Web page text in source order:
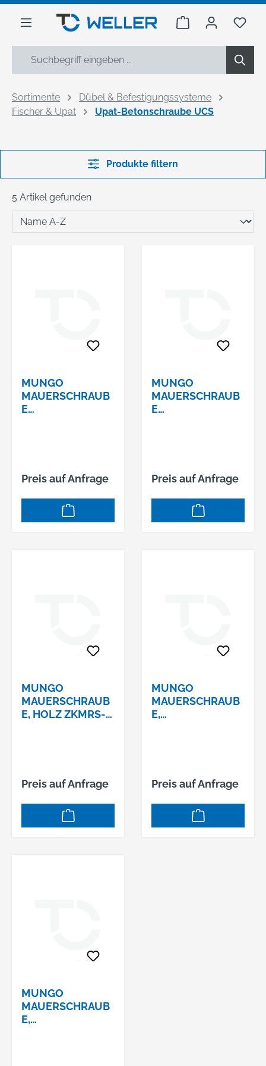
springen
Warenkorb Du
Sortimente
Dübel & Befestigungssysteme
Fischer & Upat
Upat-Betonschraube UCS
Produkte filtern
5 Artikel gefunden
MUNGO
MAUERSCHRAUB
E
Preis auf Anfrage
MUNGO
MAUERSCHRAUB
E
Preis auf Anfrage
MUNGO
MAUERSCHRAUB
E, HOLZ ZKMRS-H
Preis auf Anfrage
MUNGO
MAUERSCHRAUB
E,
Preis auf Anfrage
MUNGO
MAUERSCHRAUB
E,